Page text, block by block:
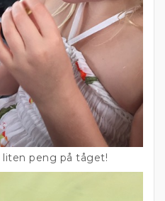
peng på tåget!